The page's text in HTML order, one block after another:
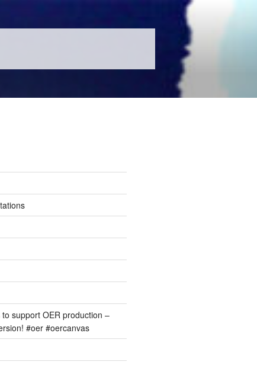
support OER production –
#oer #oercanvas